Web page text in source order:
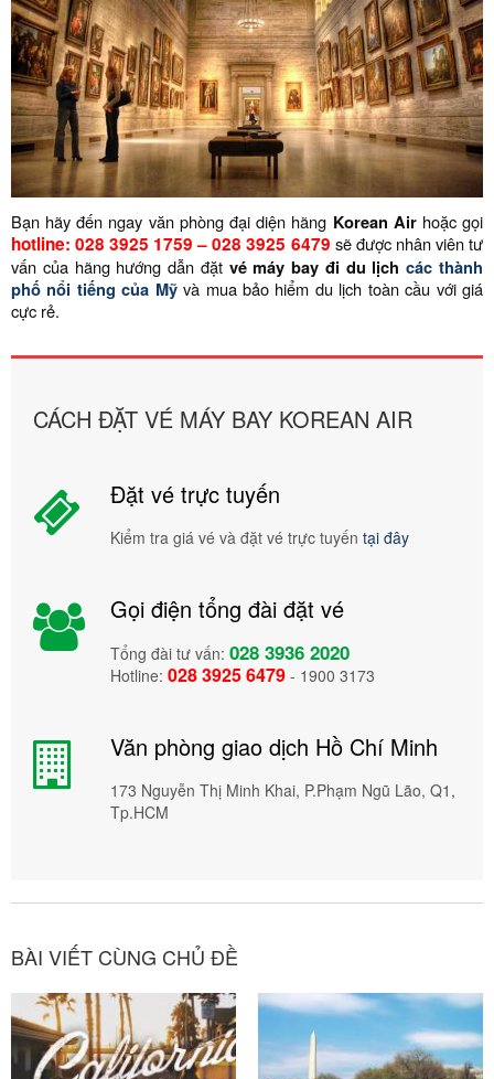
Bạn hãy đến ngay văn phòng đại diện hãng Korean Airhoặc gọi
hotline: 028 3925 1759 – 028 3925 6479 sẽ được nhân viên tư
vấn của hãng hướng dẫn đặt vé máy bay đi du lịchcác thành
phố nổi tiếng của Mỹ và mua bảo hiểm du lịch toàn cầu với giá
cực rẻ.
CÁCH ĐẶT VÉ MÁY BAY KOREAN AIR
Đặt vé trực tuyến
Kiểm tra giá vé và đặt vé trực tuyến tại đây
Gọi điện tổng đài đặt vé
Tổng đài tư vấn: 028 3936 2020
Hotline: 028 3925 6479 - 1900 3173
Văn phòng giao dịch Hồ Chí Minh
173 Nguyễn Thị Minh Khai, P.Phạm Ngũ Lão, Q1,
Tp.HCM
BÀI VIẾT CÙNG CHỦ ĐỀ